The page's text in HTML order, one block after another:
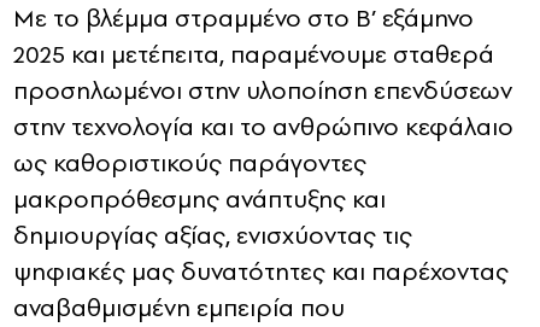
Με το βλέμμα στραμμένο στο Β’ εξάμηνο
2025 και μετέπειτα, παραμένουμε σταθερά
προσηλωμένοι στην υλοποίηση επενδύσεων
στην τεχνολογία και το ανθρώπινο κεφάλαιο
ως καθοριστικούς παράγοντες
μακροπρόθεσμης ανάπτυξης και
δημιουργίας αξίας, ενισχύοντας τις
ψηφιακές μας δυνατότητες και παρέχοντας
αναβαθμισμένη εμπειρία που